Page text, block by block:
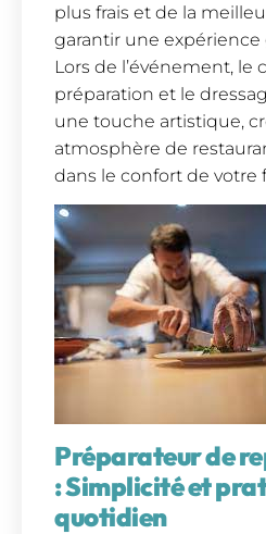
plus frais et de la
garantir une expérience
Lors de l’événement, le
préparation et le
une touche artistique,
atmosphère de
dans le confort de votre
Préparateur de
: Simplicité et
quotidien